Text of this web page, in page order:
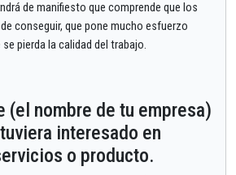
de manifiesto que comprende que los
conseguir, que pone mucho esfuerzo
pierda la calidad del trabajo.
(el nombre de tu empresa)
interesado en
o producto.